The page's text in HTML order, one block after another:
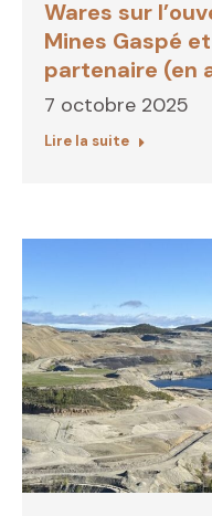
Wares sur
Mines Gaspé
partenaire (en
7 octobre 2025
Lire la suite